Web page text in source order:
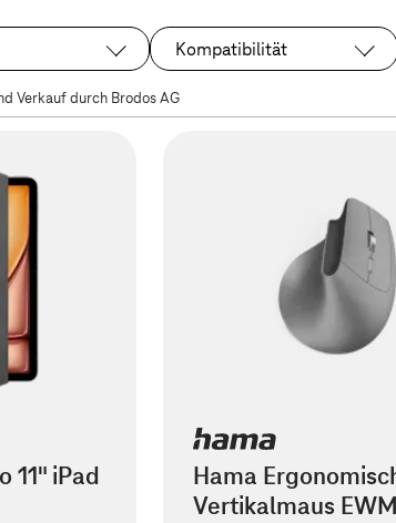
Kompatibilität
Verkauf durch Brodos AG
11" iPad
Hama
Vertikalmaus